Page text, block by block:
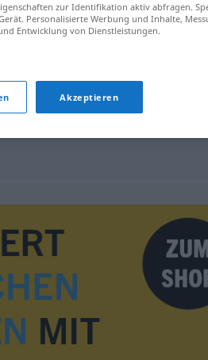
Hirngespinst (abwertend)
zur Identifikation aktiv abfragen.
Personalisierte Werbung und Inhalte,
Entwicklung von Dienstleistungen.
Akzeptieren